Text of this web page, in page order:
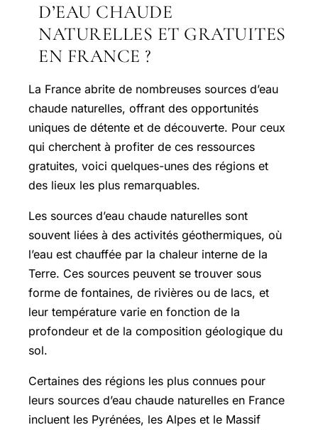
D’EAU CHAUDE
NATURELLES ET GRATUITES
EN FRANCE ?
La France abrite de nombreuses sources d’eau
chaude naturelles, offrant des opportunités
uniques de détente et de découverte. Pour ceux
qui cherchent à profiter de ces ressources
gratuites, voici quelques-unes des régions et
des lieux les plus remarquables.
Les sources d’eau chaude naturelles sont
souvent liées à des activités géothermiques, où
l’eau est chauffée par la chaleur interne de la
Terre. Ces sources peuvent se trouver sous
forme de fontaines, de rivières ou de lacs, et
leur température varie en fonction de la
profondeur et de la composition géologique du
sol.
Certaines des régions les plus connues pour
leurs sources d’eau chaude naturelles en France
incluent les Pyrénées, les Alpes et le Massif